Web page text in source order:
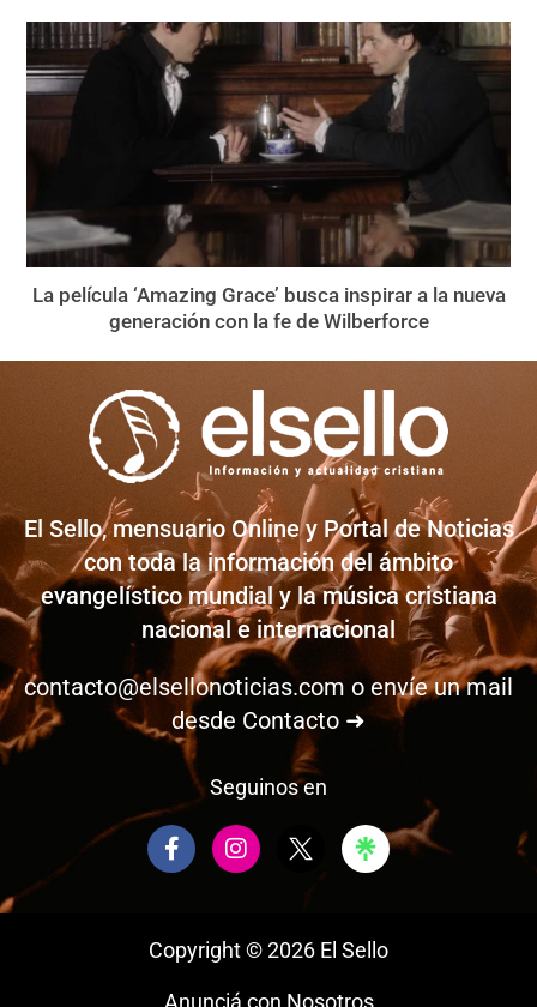
La película ‘Amazing Grace’ busca inspirar a la nueva
generación con la fe de Wilberforce
El Sello, mensuario Online y Portal de Noticias
con toda la información del ámbito
evangelístico mundial y la música cristiana
nacional e internacional
contacto@elsellonoticias.com o envíe un mail
desde Contacto ➜
Seguinos en
F
a
o
I
n
g
Copyright © 2026 El Sello
Anunciá con Nosotros